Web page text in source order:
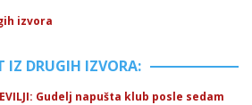
izvora
IZ DRUGIH IZVORA:
SEVILJI: Gudelj napušta klub posle sedam